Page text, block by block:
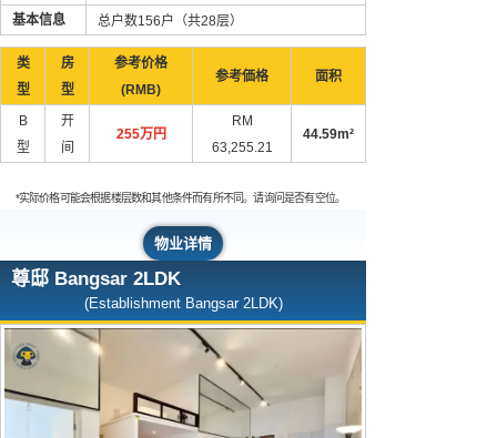
基本信息
总户数156户（共28层）
类
型
房
型
参考价格
(RMB)
参考価格 面积
B
型
开
间
255万円
RM
63,255.21
44.59m²
*实际价格可能会根据楼层数和其他条件而有所不同。请询问是否有空位。
物业详情
尊邸 Bangsar 2LDK
(Establishment Bangsar 2LDK)